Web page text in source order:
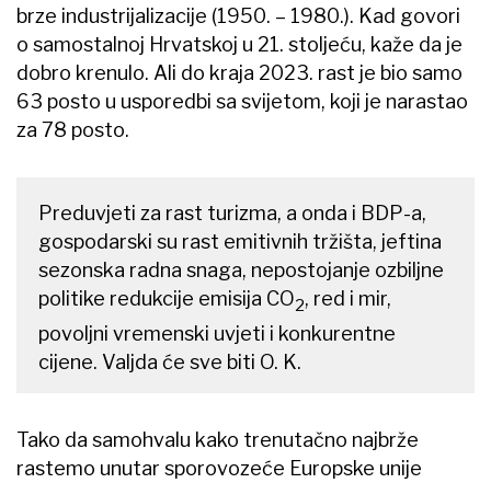
brze industrijalizacije (1950. – 1980.). Kad govori
o samostalnoj Hrvatskoj u 21. stoljeću, kaže da je
dobro krenulo. Ali do kraja 2023. rast je bio samo
63 posto u usporedbi sa svijetom, koji je narastao
za 78 posto.
Preduvjeti za rast turizma, a onda i BDP-a,
gospodarski su rast emitivnih tržišta, jeftina
sezonska radna snaga, nepostojanje ozbiljne
politike redukcije emisija CO2, red i mir,
povoljni vremenski uvjeti i konkurentne
cijene. Valjda će sve biti O. K.
Tako da samohvalu kako trenutačno najbrže
rastemo unutar sporovozeće Europske unije